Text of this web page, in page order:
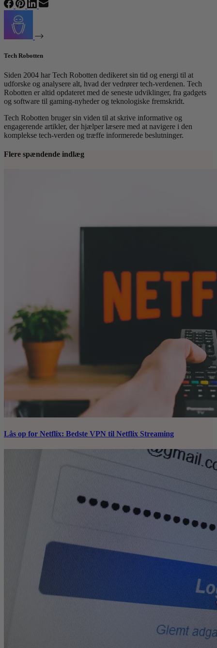
Tech Robotten
Siden 2004 har Tech Robotten dedikeret sin tid og energi til at
udforske og analysere alt, hvad der vedrører tech-verdenen. Tech
Robotten er altid opdateret med de seneste udviklinger, fra gadgets
og software til gaming-nyheder og teknologiske fremskridt.
Tech Robotten bruger sin viden til at skrive informative og
engagerende artikler, der hjælper læsere med at navigere i den
komplekse tech-verden og træffe informerede beslutninger.
Flere spændende indlæg
Lås op for Netflix: Bedste VPN til Netflix Streaming